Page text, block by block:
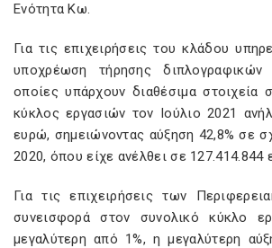
Ενότητα Κω.
Για τις επιχειρήσεις του κλάδου
υποχρέωση τήρησης διπλογραφικών
οποίες υπάρχουν διαθέσιμα στοιχεία
κύκλος εργασιών τον Ιούλιο 2021
ευρώ, σημειώνοντας αύξηση 42,8% σε
2020, όπου είχε ανέλθει σε 127.414.844
Για τις επιχειρήσεις των
συνεισφορά στον συνολικό κύκλο
μεγαλύτερη από 1%, η μεγαλύτερη